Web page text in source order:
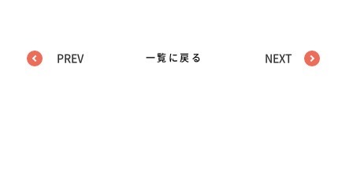
PREV 一覧に戻る NEXT